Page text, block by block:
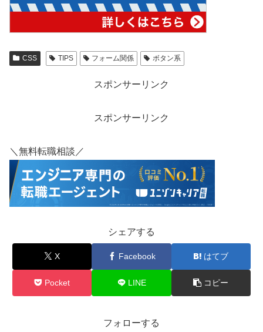
CSS TIPS フォーム関係 ボタン系
スポンサーリンク
スポンサーリンク
＼無料転職相談／
シェアする
X Facebook はてブ
Pocket LINE コピー
フォローする